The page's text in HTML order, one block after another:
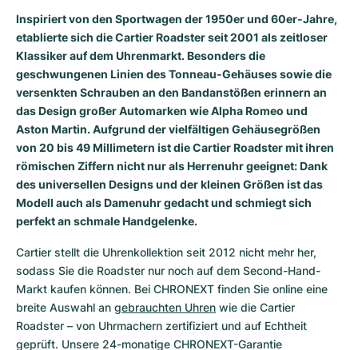
Inspiriert von den Sportwagen der 1950er und 60er-Jahre,
etablierte sich die Cartier Roadster seit 2001 als zeitloser
Klassiker auf dem Uhrenmarkt. Besonders die
geschwungenen Linien des Tonneau-Gehäuses sowie die
versenkten Schrauben an den Bandanstößen erinnern an
das Design großer Automarken wie Alpha Romeo und
Aston Martin. Aufgrund der vielfältigen Gehäusegrößen
von 20 bis 49 Millimetern ist die Cartier Roadster mit ihren
römischen Ziffern nicht nur als Herrenuhr geeignet: Dank
des universellen Designs und der kleinen Größen ist das
Modell auch als Damenuhr gedacht und schmiegt sich
perfekt an schmale Handgelenke.
Cartier stellt die Uhrenkollektion seit 2012 nicht mehr her,
sodass Sie die Roadster nur noch auf dem Second-Hand-
Markt kaufen können. Bei CHRONEXT finden Sie online eine
breite Auswahl an gebrauchten Uhren wie die Cartier
Roadster – von Uhrmachern zertifiziert und auf Echtheit
geprüft. Unsere 24-monatige CHRONEXT-Garantie